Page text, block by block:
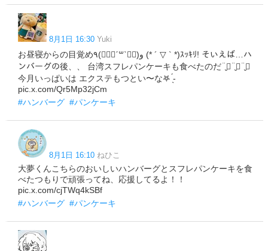
8月1日 16:30 Yuki
お昼寝からの目覚め٩(๑⃙⃘ˊ꒳​ˋ๑⃙)و (* ´ ▽ ` *)ｽｯｷﾘ! そいえば…ハ
ンバーグの後、、 台湾スフレパンケーキも食べたのだ¨̮⃝¨̮⃝¨̮⃝
今月いっぱいは エクステもつとい〜な𖤐 ̖́-
pic.x.com/Qr5Mp32jCm
#ハンバーグ #パンケーキ
8月1日 16:10 ねひこ
大夢くんこちらのおいしいハンバーグとスフレパンケーキを食
べたつもりで頑張ってね、応援してるよ！！
pic.x.com/cjTWq4kSBf
#ハンバーグ #パンケーキ